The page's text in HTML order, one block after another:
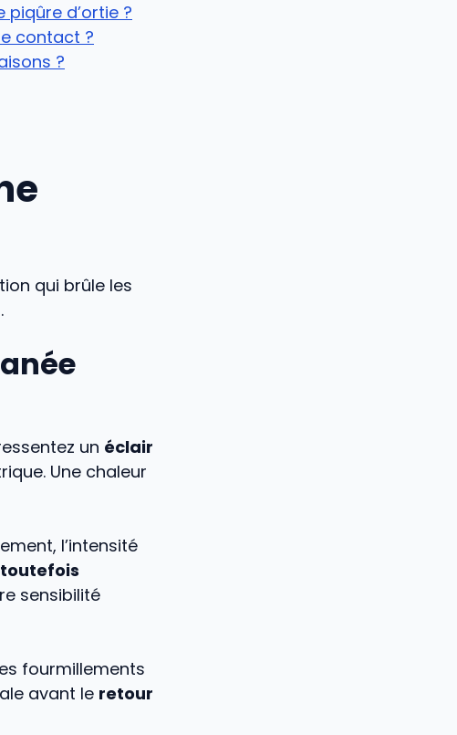
d’ortie ?
contact ?
?
qui brûle les
.
un éclair
Une chaleur
l’intensité
sensibilité
fourmillements
avant le retour